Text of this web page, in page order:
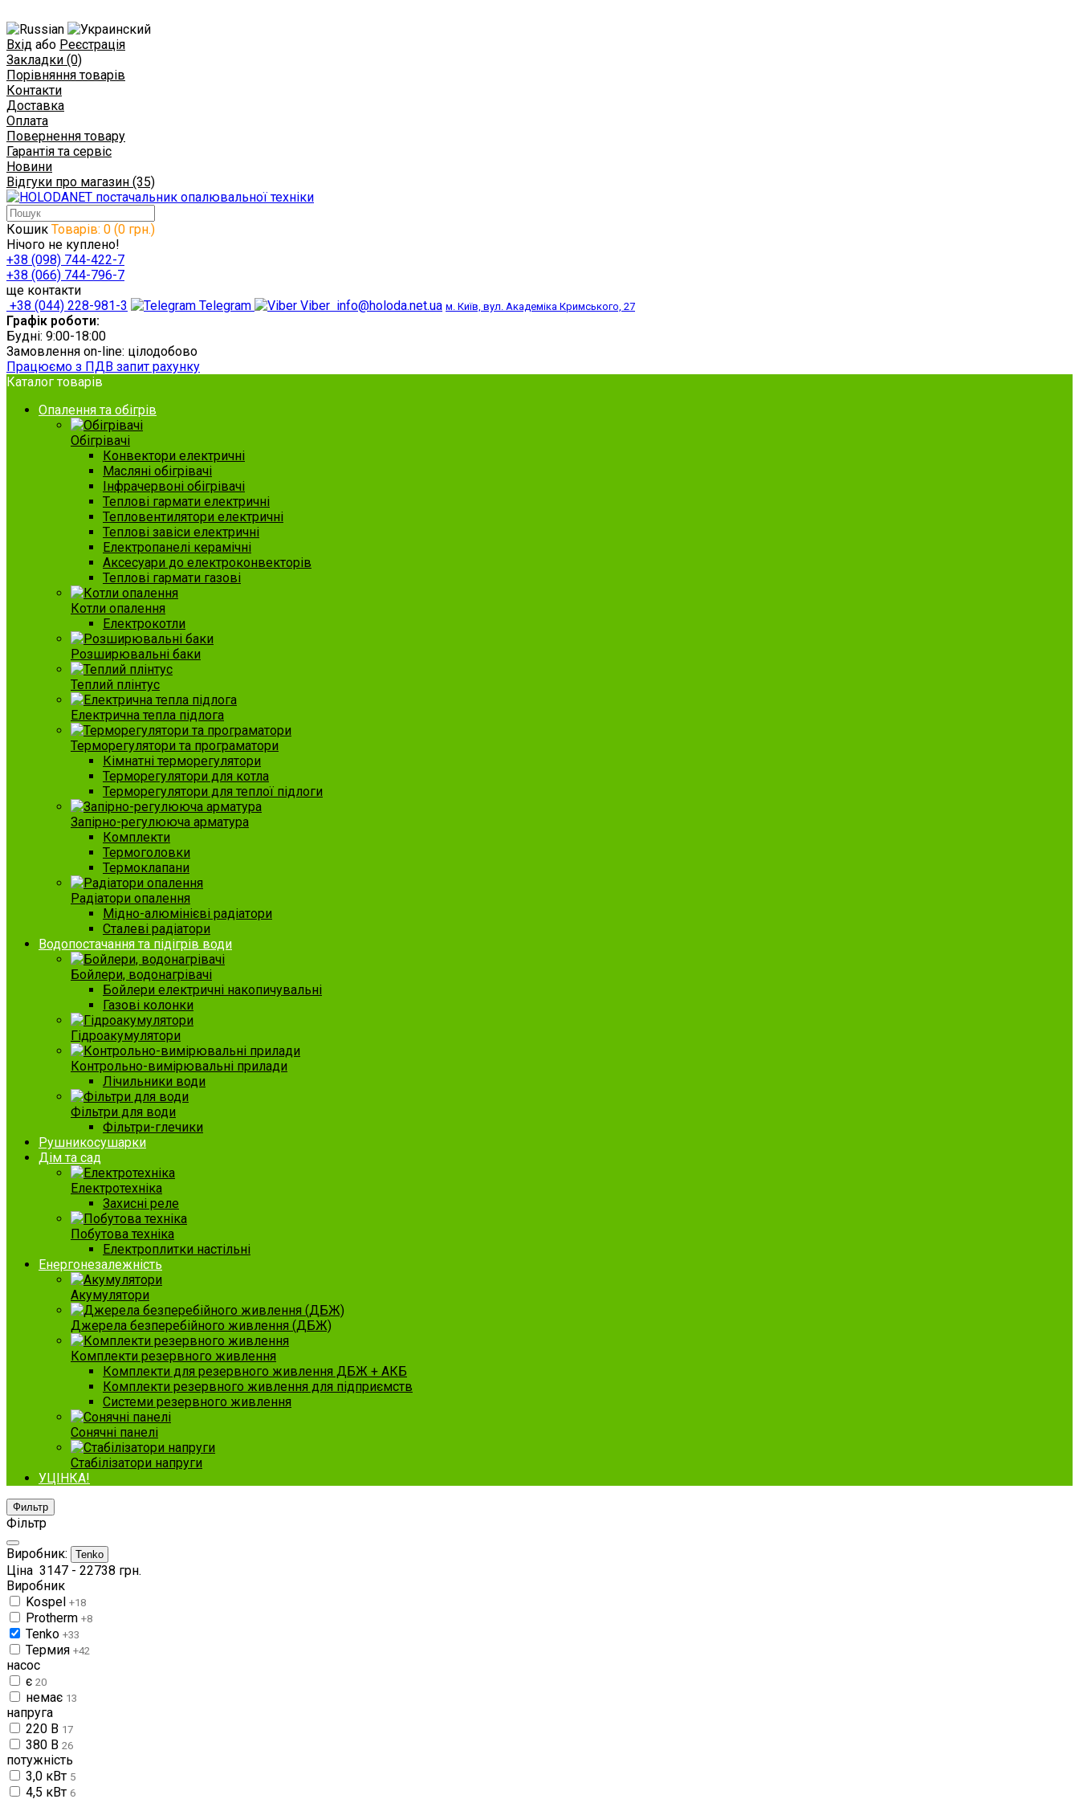
Вхід або Реєстрація
Закладки (0)
Порівняння товарів
Контакти
Доставка
Оплата
Повернення товару
Гарантія та сервіс
Новини
Відгуки про магазин (35)
Кошик Товарів: 0 (0 грн.)
Нічого не куплено!
+38 (098) 744-422-7
+38 (066) 744-796-7
ще контакти
+38 (044) 228-981-3
Telegram Viber info@holoda.net.ua м. Київ, вул. Академіка Кримського, 27
Графік роботи:
Будні: 9:00-18:00
Замовлення on-line: цілодобово
Працюємо з ПДВ запит рахунку
Каталог товарів
Опалення та обігрів
Обігрівачі
Конвектори електричні
Масляні обігрівачі
Інфрачервоні обігрівачі
Теплові гармати електричні
Тепловентилятори електричні
Теплові завіси електричні
Електропанелі керамічні
Аксесуари до електроконвекторів
Теплові гармати газові
Котли опалення
Електрокотли
Розширювальні баки
Теплий плінтус
Електрична тепла підлога
Терморегулятори та програматори
Кімнатні терморегулятори
Терморегулятори для котла
Терморегулятори для теплої підлоги
Запірно-регулююча арматура
Комплекти
Термоголовки
Термоклапани
Радіатори опалення
Мідно-алюмінієві радіатори
Сталеві радіатори
Водопостачання та підігрів води
Бойлери, водонагрівачі
Бойлери електричні накопичувальні
Газові колонки
Гідроакумулятори
Контрольно-вимірювальні прилади
Лічильники води
Фільтри для води
Фільтри-глечики
Рушникосушарки
Дім та сад
Електротехніка
Захисні реле
Побутова техніка
Електроплитки настільні
Енергонезалежність
Акумулятори
Джерела безперебійного живлення (ДБЖ)
Комплекти резервного живлення
Комплекти для резервного живлення ДБЖ + АКБ
Комплекти резервного живлення для підприємств
Системи резервного живлення
Сонячні панелі
Стабілізатори напруги
УЦІНКА!
Фильтр
Фільтр
Виробник:
Tenko
Ціна 3147 - 22738 грн.
Виробник
Kospel +18
Protherm +8
Tenko +33
Термия +42
насос
є 20
немає 13
напруга
220 В 17
380 В 26
потужність
3,0 кВт 5
4,5 кВт 6